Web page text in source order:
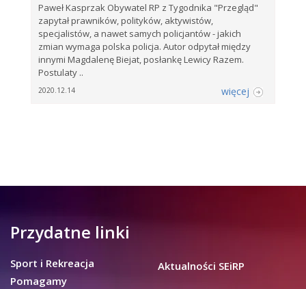
Paweł Kasprzak Obywatel RP z Tygodnika "Przegląd"
zapytał prawników, polityków, aktywistów,
specjalistów, a nawet samych policjantów - jakich
zmian wymaga polska policja. Autor odpytał między
innymi Magdalenę Biejat, posłankę Lewicy Razem.
Postulaty ..
2020.12.14 więcej
Przydatne linki
Sport i Rekreacja
Pomagamy
Aktualności SEiRP